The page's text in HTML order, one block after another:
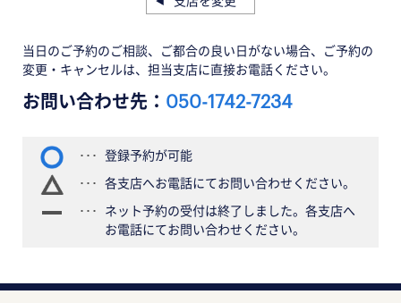
当日のご予約のご相談、ご都合の良い日がない場合、ご予約の
変更・キャンセルは、担当支店に直接お電話ください。
お問い合わせ先： 050-1742-7234
登録予約が可能
各支店へお電話にてお問い合わせください。
ネット予約の受付は終了しました。各支店へ
お電話にてお問い合わせください。